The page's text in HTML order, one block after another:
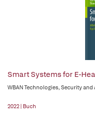
Smart Systems for E-
WBAN Technologies, Security
2022 | Buch